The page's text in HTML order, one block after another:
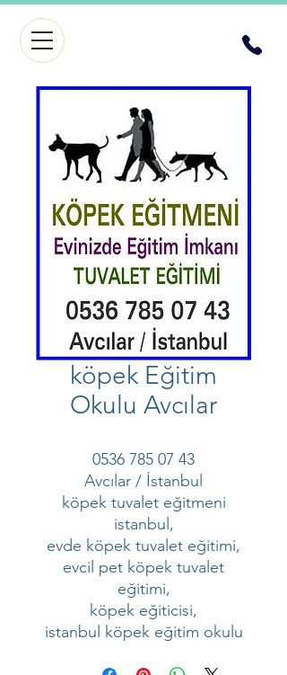
köpek Eğitim
Okulu Avcılar
0536 785 07 43
Avcılar / İstanbul
köpek tuvalet eğitmeni
istanbul,
evde köpek tuvalet eğitimi,
evcil pet köpek tuvalet
eğitimi,
köpek eğiticisi,
istanbul köpek eğitim okulu